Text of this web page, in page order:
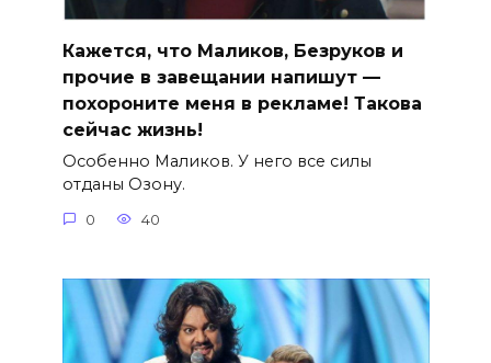
Кажется, что Маликов, Безруков и
прочие в завещании напишут —
похороните меня в рекламе! Такова
сейчас жизнь!
Особенно Маликов. У него все силы
отданы Озону.
0 40